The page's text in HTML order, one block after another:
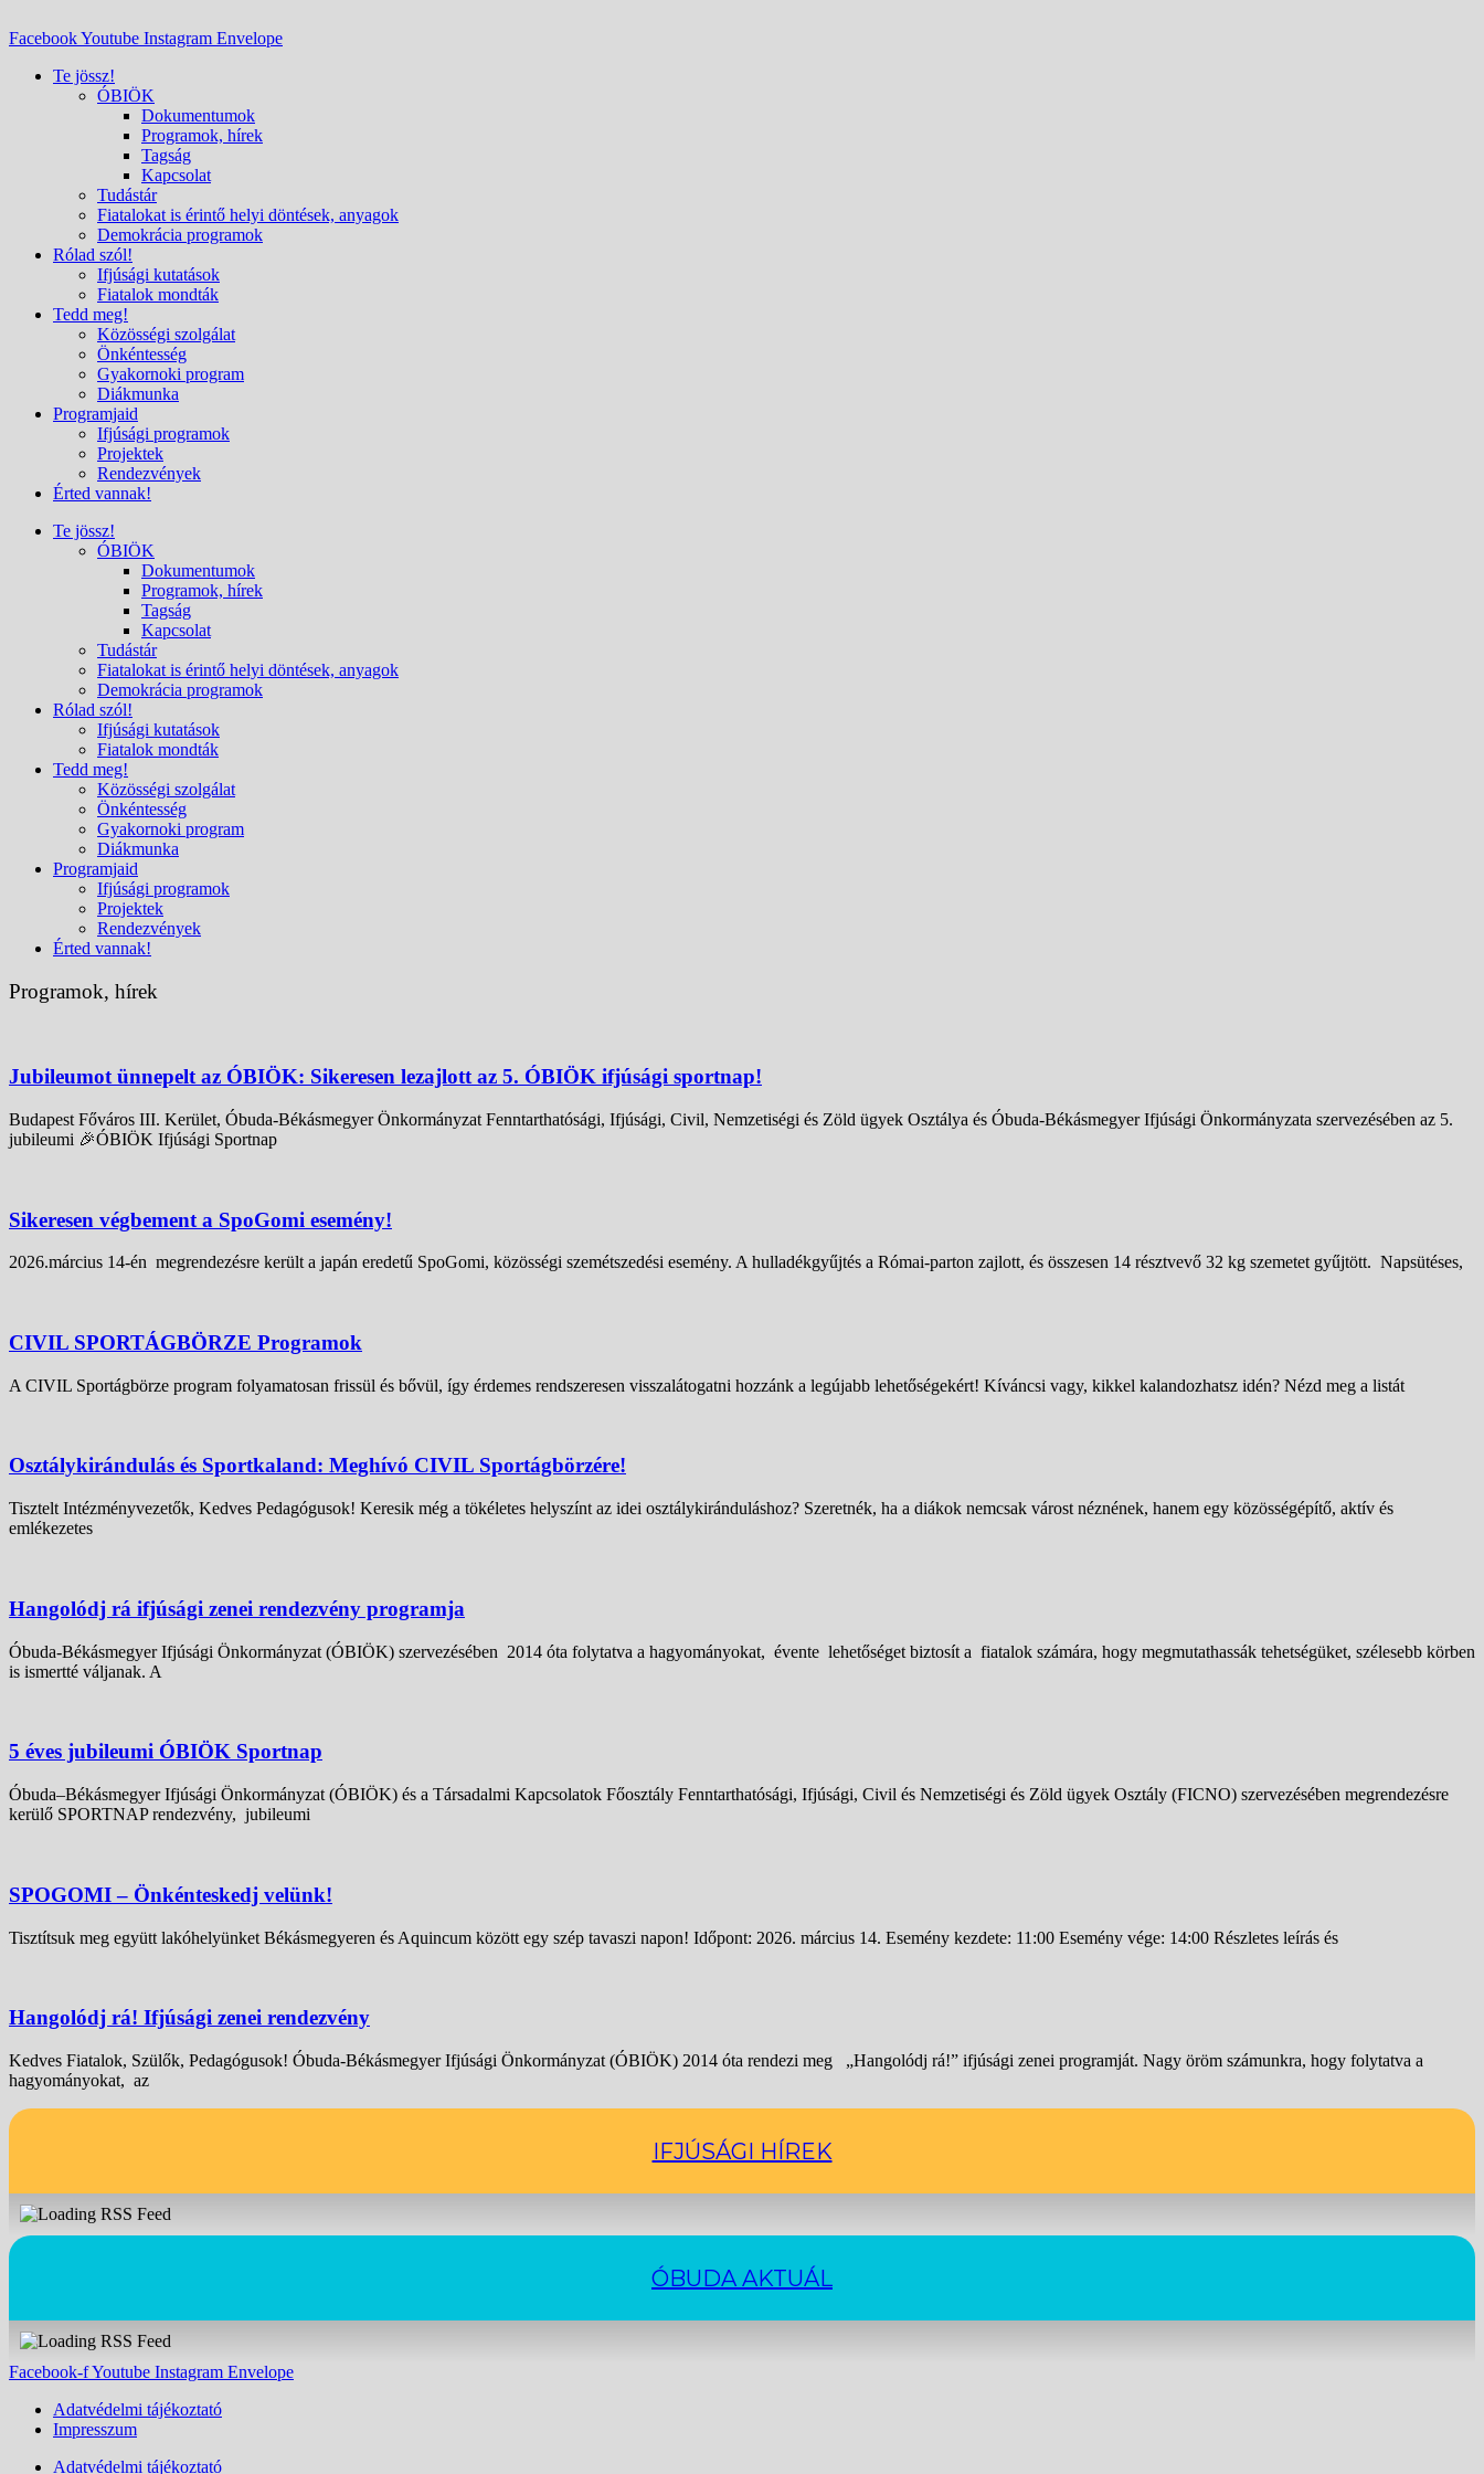
FacebookYoutube Instagram Envelope
Te jössz!
ÓBIÖK
Dokumentumok
Programok, hírek
Tagság
Kapcsolat
Tudástár
Fiatalokat is érintő helyi döntések, anyagok
Demokrácia programok
Rólad szól!
Ifjúsági kutatások
Fiatalok mondták
Tedd meg!
Közösségi szolgálat
Önkéntesség
Gyakornoki program
Diákmunka
Programjaid
Ifjúsági programok
Projektek
Rendezvények
Érted vannak!
Te jössz!
ÓBIÖK
Dokumentumok
Programok, hírek
Tagság
Kapcsolat
Tudástár
Fiatalokat is érintő helyi döntések, anyagok
Demokrácia programok
Rólad szól!
Ifjúsági kutatások
Fiatalok mondták
Tedd meg!
Közösségi szolgálat
Önkéntesség
Gyakornoki program
Diákmunka
Programjaid
Ifjúsági programok
Projektek
Rendezvények
Érted vannak!
Programok, hírek
Jubileumot ünnepelt az ÓBIÖK: Sikeresen lezajlott az 5. ÓBIÖK ifjúsági sportnap!
Budapest Főváros III. Kerület, Óbuda-Békásmegyer Önkormányzat Fenntarthatósági, Ifjúsági, Civil, Nemzetiségi és Zöld ügyek Osztálya és Óbuda-Békásmegyer Ifjúsági Önkormányzata szervezésében az 5.
jubileumi 🎉ÓBIÖK Ifjúsági Sportnap
Sikeresen végbement a SpoGomi esemény!
2026.március 14-én megrendezésre került a japán eredetű SpoGomi, közösségi szemétszedési esemény. A hulladékgyűjtés a Római-parton zajlott, és összesen 14 résztvevő 32 kg szemetet gyűjtött. Napsütéses,
CIVIL SPORTÁGBÖRZE Programok
A CIVIL Sportágbörze program folyamatosan frissül és bővül, így érdemes rendszeresen visszalátogatni hozzánk a legújabb lehetőségekért! Kíváncsi vagy, kikkel kalandozhatsz idén? Nézd meg a listát
Osztálykirándulás és Sportkaland: Meghívó CIVIL Sportágbörzére!
Tisztelt Intézményvezetők, Kedves Pedagógusok! Keresik még a tökéletes helyszínt az idei osztálykiránduláshoz? Szeretnék, ha a diákok nemcsak várost néznének, hanem egy közösségépítő, aktív és
emlékezetes
Hangolódj rá ifjúsági zenei rendezvény programja
Óbuda-Békásmegyer Ifjúsági Önkormányzat (ÓBIÖK) szervezésében 2014 óta folytatva a hagyományokat, évente lehetőséget biztosít a fiatalok számára, hogy megmutathassák tehetségüket, szélesebb körben
is ismertté váljanak. A
5 éves jubileumi ÓBIÖK Sportnap
Óbuda–Békásmegyer Ifjúsági Önkormányzat (ÓBIÖK) és a Társadalmi Kapcsolatok Főosztály Fenntarthatósági, Ifjúsági, Civil és Nemzetiségi és Zöld ügyek Osztály (FICNO) szervezésében megrendezésre
kerülő SPORTNAP rendezvény, jubileumi
SPOGOMI – Önkénteskedj velünk!
Tisztítsuk meg együtt lakóhelyünket Békásmegyeren és Aquincum között egy szép tavaszi napon! Időpont: 2026. március 14. Esemény kezdete: 11:00 Esemény vége: 14:00 Részletes leírás és
Hangolódj rá! Ifjúsági zenei rendezvény
Kedves Fiatalok, Szülők, Pedagógusok! Óbuda-Békásmegyer Ifjúsági Önkormányzat (ÓBIÖK) 2014 óta rendezi meg „Hangolódj rá!” ifjúsági zenei programját. Nagy öröm számunkra, hogy folytatva a
hagyományokat, az
IFJÚSÁGI HÍREK
ÓBUDA AKTUÁL
Facebook-fYoutube Instagram Envelope
Adatvédelmi tájékoztató
Impresszum
Adatvédelmi tájékoztató